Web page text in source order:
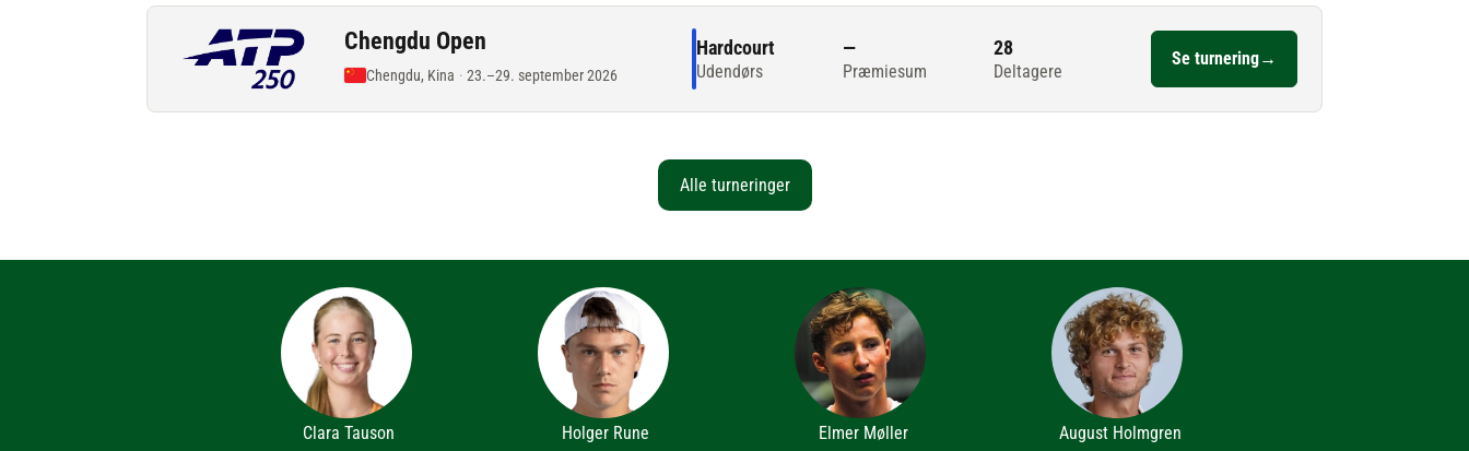
Chengdu Open
Chengdu, Kina · 23.–29. september 2026
Hardcourt
Udendørs
—
Præmiesum
28
Deltagere
Se turnering→
Alle turneringer
Clara Tauson Holger Rune Elmer Møller August Holmgren